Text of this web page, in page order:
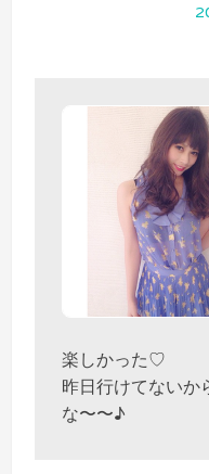
楽しかった♡
昨日行けてないか
な〜〜♪